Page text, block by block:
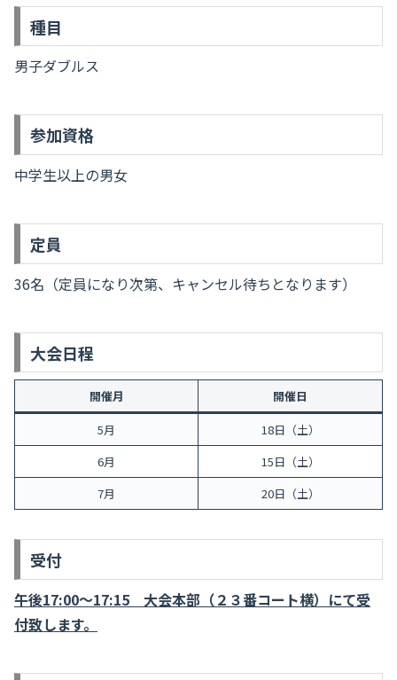
種目
男子ダブルス
参加資格
中学生以上の男女
定員
36名（定員になり次第、キャンセル待ちとなります）
大会日程
開催月
開催日
5月
18日（土）
6月
15日（土）
7月
20日（土）
受付
午後17:00～17:15 大会本部（２３番コート横）にて受
付致します。